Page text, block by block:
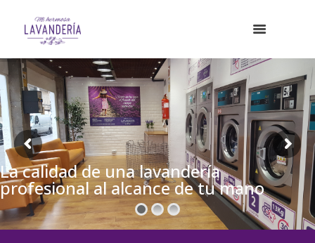
La calidad de una lavandería
profesional al alcance de tu mano